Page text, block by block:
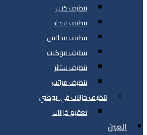
تنظيف كنب
تنظيف سجاد
تنظيف مجالس
تنظيف موكيت
تنظيف ستائر
تنظيف مراتب
تنظيف خزانات في ابوظبي
تعقيم خزانات
العين